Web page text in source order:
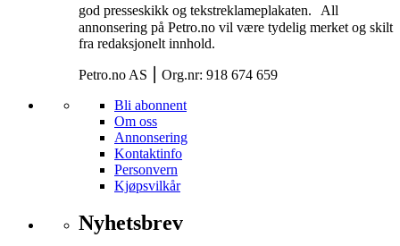
god presseskikk og tekstreklameplakaten. All
annonsering på Petro.no vil være tydelig merket og skilt
fra redaksjonelt innhold.
Petro.no AS ⎮ Org.nr: 918 674 659
Bli abonnent
Om oss
Annonsering
Kontaktinfo
Personvern
Kjøpsvilkår
Nyhetsbrev